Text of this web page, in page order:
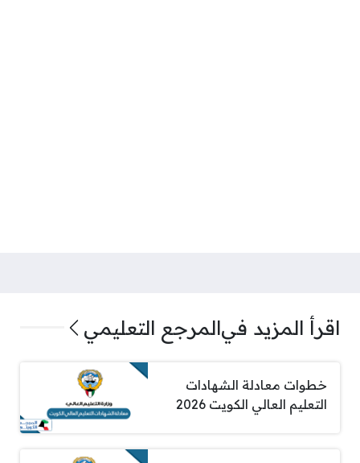
اقرأ المزيد فيالمرجع التعليمي
خطوات معادلة الشهادات
التعليم العالي الكويت 2026